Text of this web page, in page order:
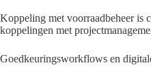
Koppeling met voorraadbeheer is
koppelingen met
Goedkeuringsworkflows en